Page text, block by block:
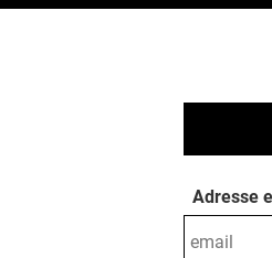
Adresse